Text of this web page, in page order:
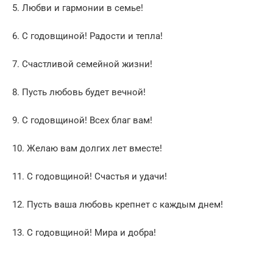
5. Любви и гармонии в семье!
6. С годовщиной! Радости и тепла!
7. Счастливой семейной жизни!
8. Пусть любовь будет вечной!
9. С годовщиной! Всех благ вам!
10. Желаю вам долгих лет вместе!
11. С годовщиной! Счастья и удачи!
12. Пусть ваша любовь крепнет с каждым днем!
13. С годовщиной! Мира и добра!